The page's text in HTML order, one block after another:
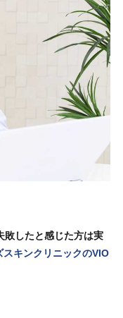
敗したと感じた方は実
スキンクリニックのVIO